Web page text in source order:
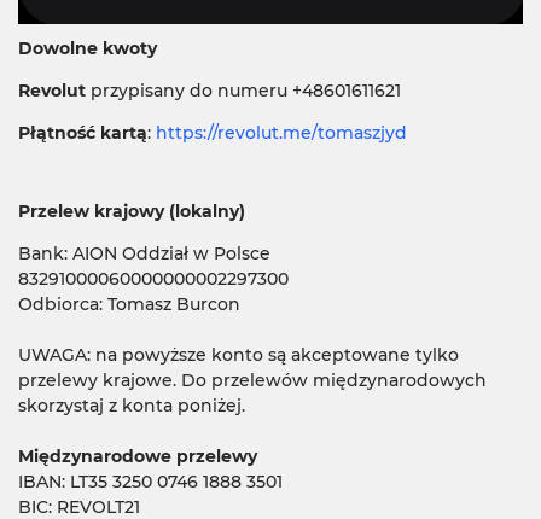
Dowolne kwoty
Revolut przypisany do numeru +48601611621
Płątność kartą: https://revolut.me/tomaszjyd
Przelew krajowy (lokalny)
Bank: AION Oddział w Polsce
83291000060000000002297300
Odbiorca: Tomasz Burcon
UWAGA: na powyższe konto są akceptowane tylko
przelewy krajowe. Do przelewów międzynarodowych
skorzystaj z konta poniżej.
Międzynarodowe przelewy
IBAN: LT35 3250 0746 1888 3501
BIC: REVOLT21